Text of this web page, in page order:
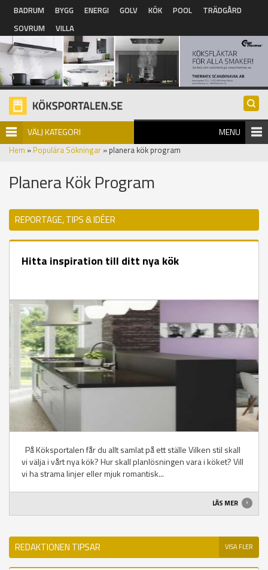
Hoppa till huvudinnehåll
BADRUM BYGG ENERGI GOLV KÖK POOL
TRÄDGÅRD
SOVRUM
VILLA
VÄLJ KATEGORI MENU
Hem » Populära Sökningar » planera kök program
Planera Kök Program
REPORTAGE, TIPS & IDÉER
Hitta inspiration till ditt nya kök
På Köksportalen får du allt samlat på ett ställe Vilken stil skall
vi välja i vårt nya kök? Hur skall planlösningen vara i köket? Vill
vi ha strama linjer eller mjuk romantisk...
LÄS MER
REDAKTIONEN TIPSAR VISA FLER